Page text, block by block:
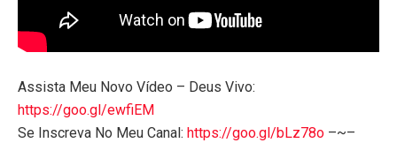
Assista Meu Novo Vídeo – Deus Vivo:
https://goo.gl/ewfiEM
Se Inscreva No Meu Canal: https://goo.gl/bLz78o –~–